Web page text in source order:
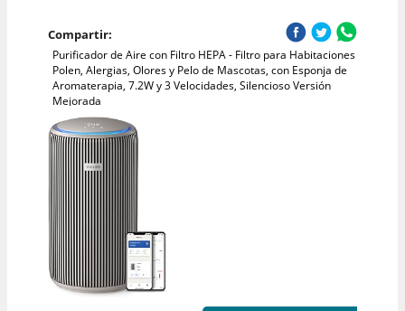
Compartir:
Purificador de Aire con Filtro HEPA - Filtro para Habitaciones
Polen, Alergias, Olores y Pelo de Mascotas, con Esponja de
Aromaterapia, 7.2W y 3 Velocidades, Silencioso Versión
Mejorada